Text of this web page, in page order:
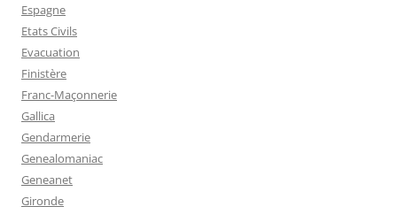
Espagne
Etats Civils
Evacuation
Finistère
Franc-Maçonnerie
Gallica
Gendarmerie
Genealomaniac
Geneanet
Gironde